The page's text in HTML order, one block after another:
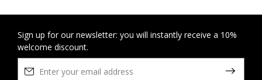
Sign up for our newsletter: you will instantly receive a 10%
welcome discount.